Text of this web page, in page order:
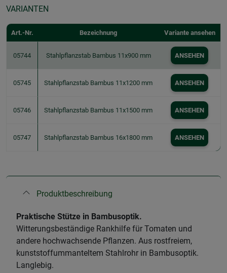
VARIANTEN
Art.-Nr. Bezeichnung Variante ansehen
05744 Stahlpflanzstab Bambus 11x900 mm ANSEHEN
05745 Stahlpflanzstab Bambus 11x1200 mm ANSEHEN
05746 Stahlpflanzstab Bambus 11x1500 mm ANSEHEN
05747 Stahlpflanzstab Bambus 16x1800 mm ANSEHEN
Produktbeschreibung
Praktische Stütze in Bambusoptik.
Witterungsbeständige Rankhilfe für Tomaten und
andere hochwachsende Pflanzen. Aus rostfreiem,
kunststoffummanteltem Stahlrohr in Bambusoptik.
Langlebig.